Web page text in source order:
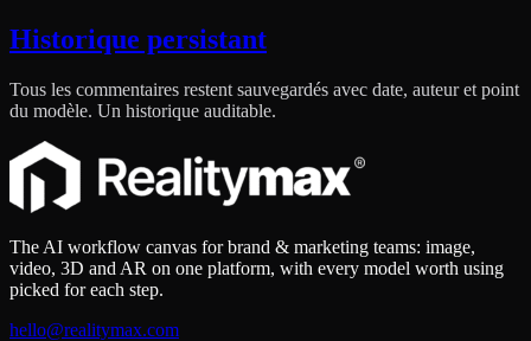
Historique persistant
Tous les commentaires restent sauvegardés avec date, auteur et point
du modèle. Un historique auditable.
The AI workflow canvas for brand & marketing teams: image,
video, 3D and AR on one platform, with every model worth using
picked for each step.
hello@realitymax.com